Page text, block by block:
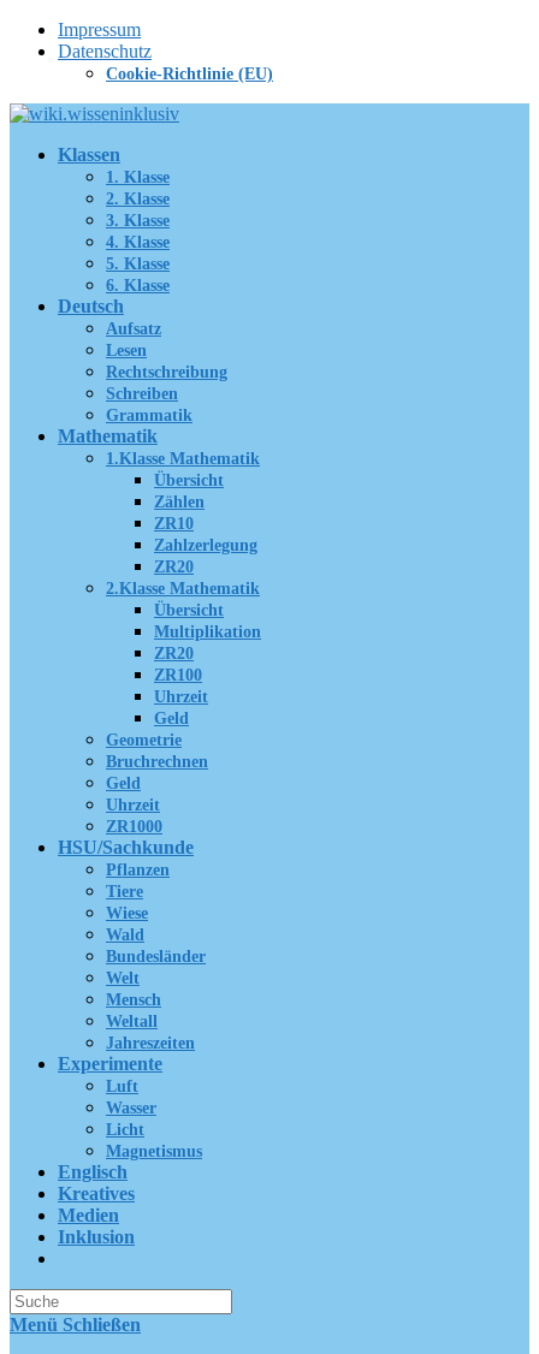
Zum
Inhalt
Impressum
Datenschutz
Cookie-Richtlinie (EU)
Klassen
1. Klasse
2. Klasse
3. Klasse
4. Klasse
5. Klasse
6. Klasse
Deutsch
Aufsatz
Lesen
Rechtschreibung
Schreiben
Grammatik
Mathematik
1.Klasse Mathematik
Übersicht
Zählen
ZR10
Zahlzerlegung
ZR20
2.Klasse Mathematik
Übersicht
Multiplikation
ZR20
ZR100
Uhrzeit
Geld
Geometrie
Bruchrechnen
Geld
Uhrzeit
ZR1000
HSU/Sachkunde
Pflanzen
Tiere
Wiese
Wald
Bundesländer
Welt
Mensch
Weltall
Jahreszeiten
Experimente
Luft
Wasser
Licht
Magnetismus
Englisch
Kreatives
Medien
Inklusion
Suche
nach:
Menü Schließen